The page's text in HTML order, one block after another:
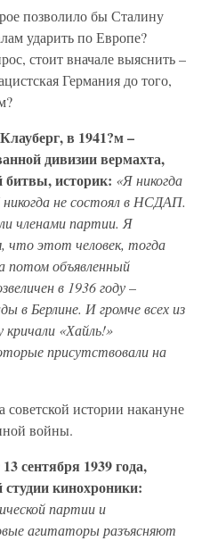
позволило бы Сталину
ударить по Европе?
стоит вначале выяснить –
Германия до того,
в 1941?м –
дивизии вермахта,
битвы, историк: «Я никогда
не состоял в НСДАП.
членами партии. Я
этот человек, тогда
потом объявленный
в 1936 году–
в Берлине. И громче всех из
кричали «Хайль!»
присутствовали на
советской истории накануне
войны.
сентября 1939 года,
кинохроники:
партии и
агитаторы разъясняют